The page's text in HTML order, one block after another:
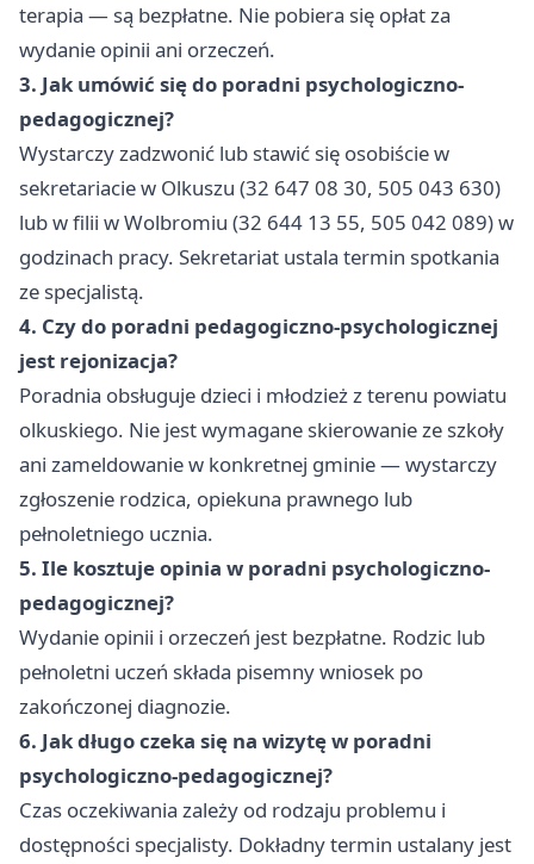
terapia — są bezpłatne. Nie pobiera się opłat za
wydanie opinii ani orzeczeń.
3. Jak umówić się do poradni psychologiczno-
pedagogicznej?
Wystarczy zadzwonić lub stawić się osobiście w
sekretariacie w Olkuszu (32 647 08 30, 505 043 630)
lub w filii w Wolbromiu (32 644 13 55, 505 042 089) w
godzinach pracy. Sekretariat ustala termin spotkania
ze specjalistą.
4. Czy do poradni pedagogiczno-psychologicznej
jest rejonizacja?
Poradnia obsługuje dzieci i młodzież z terenu powiatu
olkuskiego. Nie jest wymagane skierowanie ze szkoły
ani zameldowanie w konkretnej gminie — wystarczy
zgłoszenie rodzica, opiekuna prawnego lub
pełnoletniego ucznia.
5. Ile kosztuje opinia w poradni psychologiczno-
pedagogicznej?
Wydanie opinii i orzeczeń jest bezpłatne. Rodzic lub
pełnoletni uczeń składa pisemny wniosek po
zakończonej diagnozie.
6. Jak długo czeka się na wizytę w poradni
psychologiczno-pedagogicznej?
Czas oczekiwania zależy od rodzaju problemu i
dostępności specjalisty. Dokładny termin ustalany jest